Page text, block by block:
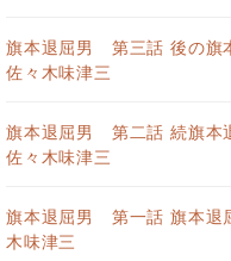
旗本退屈男 第三話 後の旗
佐々木味津三
旗本退屈男 第二話 続旗本
佐々木味津三
旗本退屈男 第一話 旗本退
木味津三